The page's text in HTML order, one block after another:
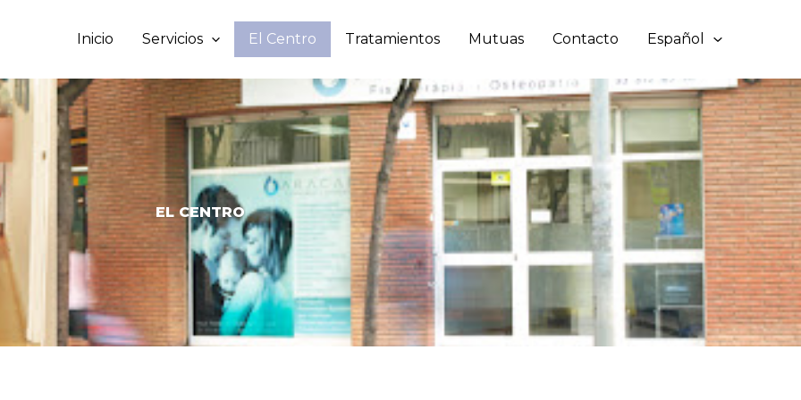
Inicio Servicios El Centro Tratamientos Mutuas Contacto Español
EL CENTRO